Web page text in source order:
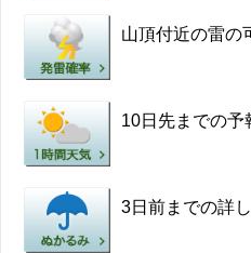
山頂付近の雷の
10日先までの予
3日前までの詳